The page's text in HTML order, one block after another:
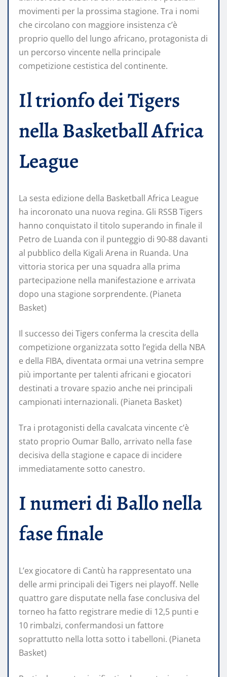
movimenti per la prossima stagione. Tra i nomi
che circolano con maggiore insistenza c’è
proprio quello del lungo africano, protagonista di
un percorso vincente nella principale
competizione cestistica del continente.
Il trionfo dei Tigers
nella Basketball Africa
League
La sesta edizione della Basketball Africa League
ha incoronato una nuova regina. Gli RSSB Tigers
hanno conquistato il titolo superando in finale il
Petro de Luanda con il punteggio di 90-88 davanti
al pubblico della Kigali Arena in Ruanda. Una
vittoria storica per una squadra alla prima
partecipazione nella manifestazione e arrivata
dopo una stagione sorprendente. (Pianeta
Basket)
Il successo dei Tigers conferma la crescita della
competizione organizzata sotto l’egida della NBA
e della FIBA, diventata ormai una vetrina sempre
più importante per talenti africani e giocatori
destinati a trovare spazio anche nei principali
campionati internazionali. (Pianeta Basket)
Tra i protagonisti della cavalcata vincente c’è
stato proprio Oumar Ballo, arrivato nella fase
decisiva della stagione e capace di incidere
immediatamente sotto canestro.
I numeri di Ballo nella
fase finale
L’ex giocatore di Cantù ha rappresentato una
delle armi principali dei Tigers nei playoff. Nelle
quattro gare disputate nella fase conclusiva del
torneo ha fatto registrare medie di 12,5 punti e
10 rimbalzi, confermandosi un fattore
soprattutto nella lotta sotto i tabelloni. (Pianeta
Basket)